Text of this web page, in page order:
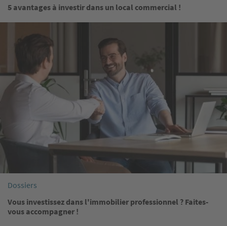
5 avantages à investir dans un local commercial !
Dossiers
Vous investissez dans l'immobilier professionnel ? Faites-
vous accompagner !